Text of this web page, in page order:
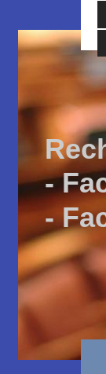
-
-